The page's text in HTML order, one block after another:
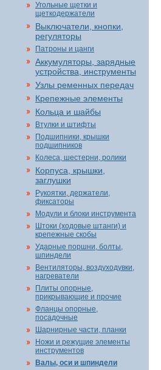
Угольные щетки и
щеткодержатели
Выключатели, кнопки,
регуляторы
Патроны и цанги
Аккумуляторы, зарядные
устройства, инструменты
Узлы ременных передач
Крепежные элементы
Кольца и шайбы
Втулки и штифты
Подшипники, крышки
подшипников
Колеса, шестерни, ролики
Корпуса, крышки,
заглушки
Рукоятки, держатели,
фиксаторы
Модули и блоки инструмента
Штоки (ходовые штанги) и
крепежные скобы
Ударные поршни, болты,
шпиндели
Вентиляторы, воздуходувки,
нагреватели
Плиты опорные,
прикрывающие и прочие
Фланцы опорные,
посадочные
Шарнирные части, планки
Ножи и режущие элементы
инструментов
Валы, оси и шпиндели